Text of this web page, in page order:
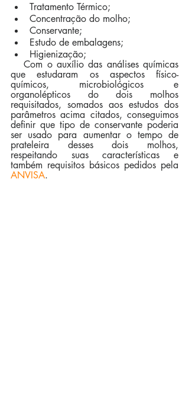
Tratamento Térmico;
Concentração do molho;
Conservante;
Estudo de embalagens;
Higienização;
   Com o auxílio das análises químicas
que estudaram os aspectos físico-
químicos, microbiológicos e
organolépticos do dois molhos
requisitados, somados aos estudos dos
parâmetros acima citados, conseguimos
definir que tipo de conservante poderia
ser usado para aumentar o tempo de
prateleira desses dois molhos,
respeitando suas características e
ANVISA.